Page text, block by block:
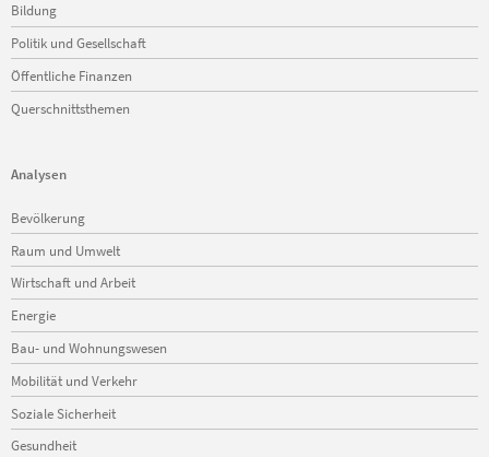
Bildung
Politik und Gesellschaft
Öffentliche Finanzen
Querschnittsthemen
Analysen
Navigation
überspringen
Bevölkerung
Raum und Umwelt
Wirtschaft und Arbeit
Energie
Bau- und Wohnungswesen
Mobilität und Verkehr
Soziale Sicherheit
Gesundheit